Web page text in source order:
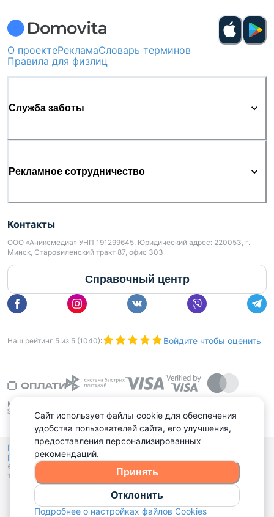
О проектеРекламаСловарь терминов
Правила для физлиц
Служба заботы
Рекламное сотрудничество
Контакты
ООО «Аниксмедиа» УНП 191299645, Юридический адрес: 220053, г.
Минск, Старовиленский тракт 87, офис 303
Справочный центр
Наш рейтинг 5 из 5 (1040): Войдите чтобы оценить
Политика конфиденциальности,
Политика обработки файлов куки
© 2015 - 2026, Domovita.by. Копирование материалов допускается
только при наличии активной ссылки.
Сайт использует файлы cookie для обеспечения
удобства пользователей сайта, его улучшения,
предоставления персонализированных
рекомендаций.
Принять
Отклонить
Подробнее о настройках файлов Cookies